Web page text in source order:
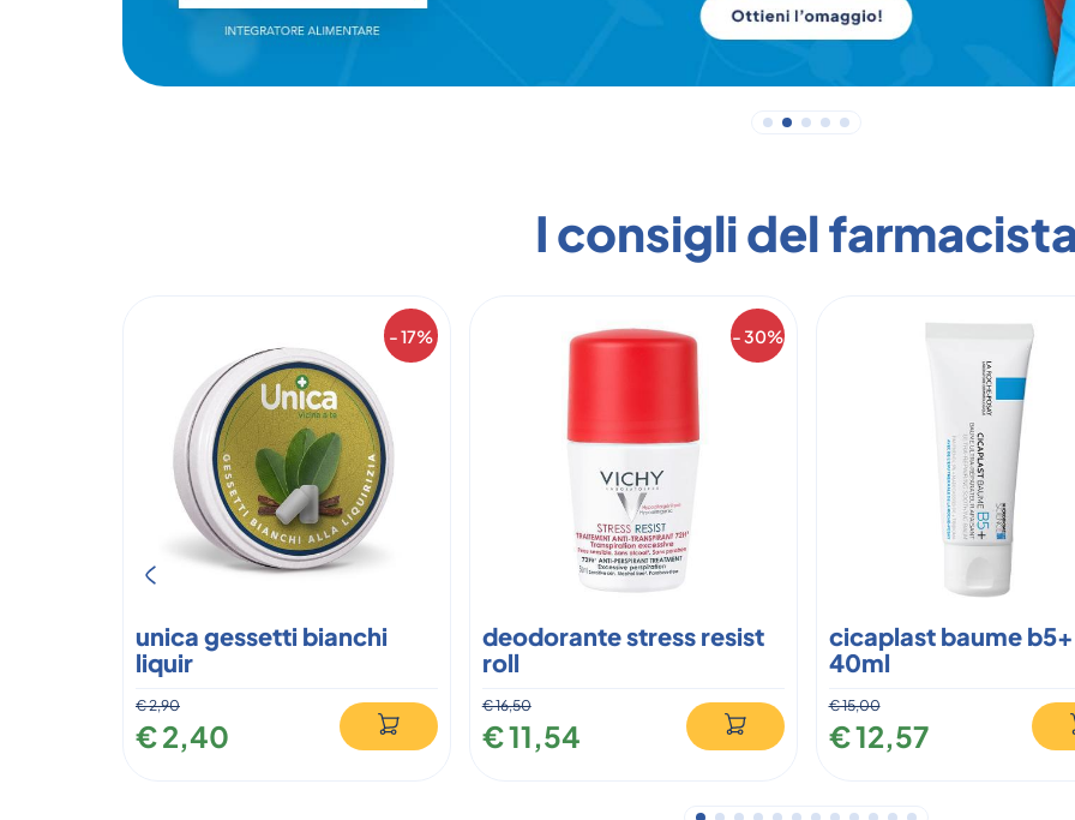
I consigli del
- 17%
unica gessetti bianchi
liquir
€ 2,90
€ 2,40
- 30%
deodorante stress resist
roll
€ 16,50
€ 11,54
cicaplast baume b5+
40ml
€ 15,00
€ 12,57